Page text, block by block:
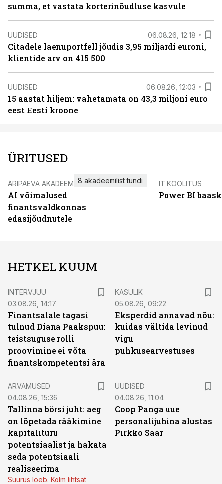
summa, et vastata korterinõudluse kasvule
UUDISED 06.08.26, 12:18
Citadele laenuportfell jõudis 3,95 miljardi euroni,
klientide arv on 415 500
UUDISED 06.08.26, 12:03
15 aastat hiljem: vahetamata on 43,3 miljoni euro
eest Eesti kroone
ÜRITUSED
ÄRIPÄEVA AKADEEMIA
AI võimalused
finantsvaldkonnas
edasijõudnutele
8 akadeemilist tundi IT KOOLITUS
Power BI
HETKEL KUUM
INTERVJUU
03.08.26, 14:17
Finantsalale tagasi
tulnud Diana Paakspuu:
teistsuguse rolli
proovimine ei võta
finantskompetentsi ära
KASULIK
05.08.26, 09:22
Eksperdid annavad nõu:
kuidas vältida levinud
vigu
puhkusearvestuses
ARVAMUSED
04.08.26, 15:36
Tallinna börsi juht: aeg
on lõpetada rääkimine
kapitalituru
potentsiaalist ja hakata
seda potentsiaali
realiseerima
Suurus loeb. Kolm lihtsat
UUDISED
04.08.26, 11:04
Coop Panga uue
personalijuhina alustas
Pirkko Saar